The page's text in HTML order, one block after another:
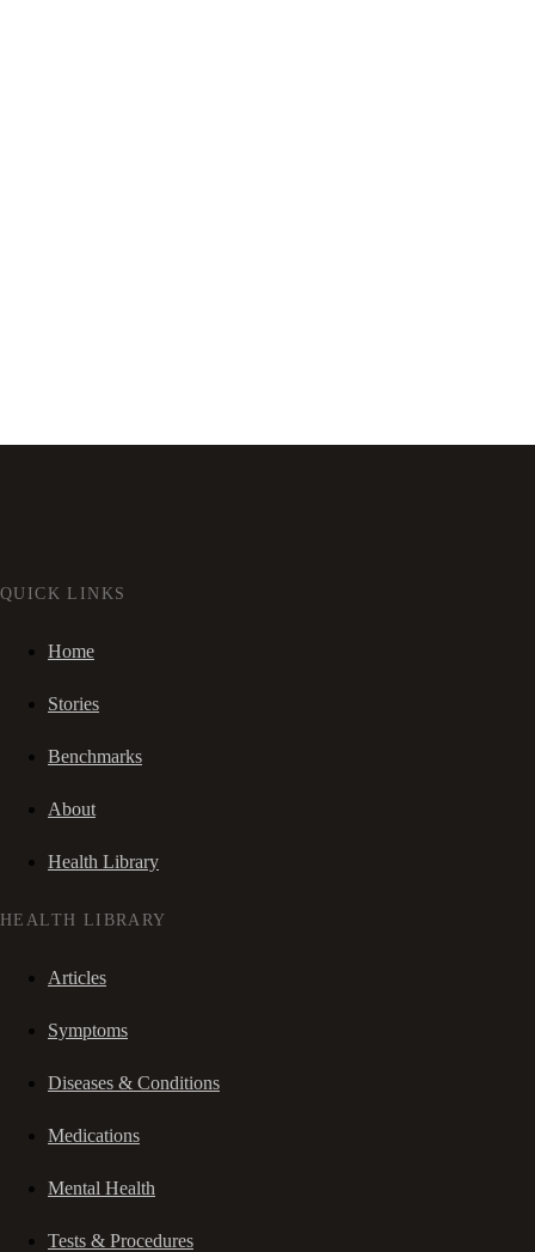
QUICK LINKS
Home
Stories
Benchmarks
About
Health Library
HEALTH LIBRARY
Articles
Symptoms
Diseases & Conditions
Medications
Mental Health
Tests & Procedures